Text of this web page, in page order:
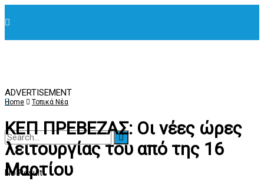
No Result
ADVERTISEMENT
Home Τοπικά Νέα
ΚΕΠ ΠΡΕΒΕΖΑΣ: Οι νέες ώρες
λειτουργίας του από της 16
Μαρτίου